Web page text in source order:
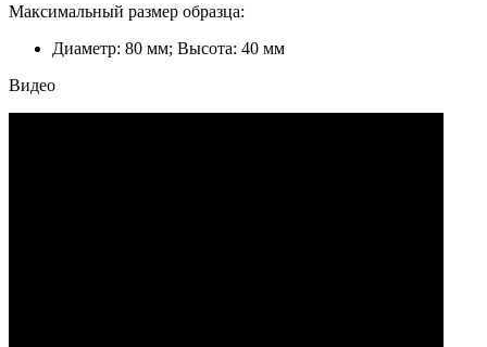
Максимальный размер образца:
Диаметр: 80 мм; Высота: 40 мм
Видео